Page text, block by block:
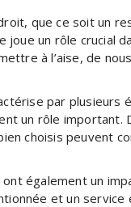
que ce soit un
joue un rôle crucial
à l’aise, de
par plusieurs
un rôle
choisis peuvent
également un
et un